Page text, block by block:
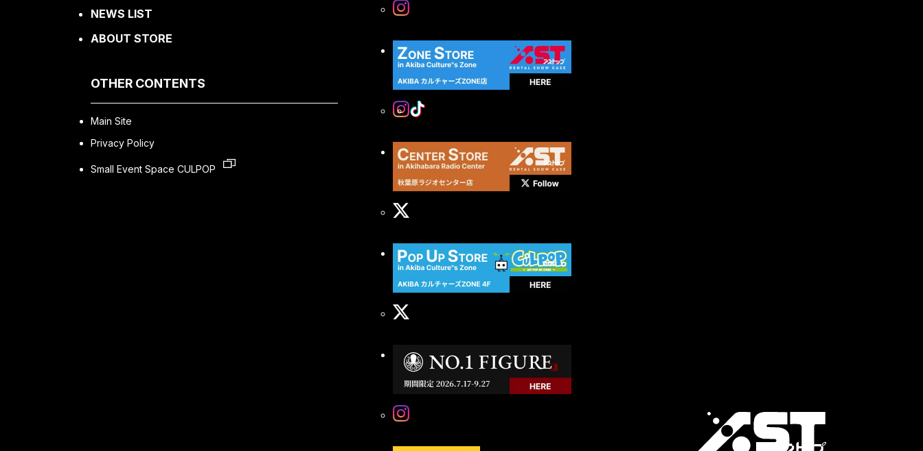
NEWS LIST
ABOUT STORE
OTHER CONTENTS
Main Site
Privacy Policy
Small Event Space CULPOP